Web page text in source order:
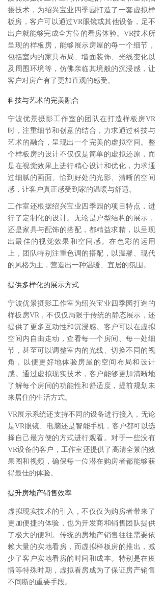
摄技术，为绍兴宝业四季园打造了一套虚拟样
板房，客户可以通过VR眼镜或其他设备，足不
出户就能够完成全方位的看房体验。VR技术所
呈现的样板房，能够展示房屋的每一个细节，
包括室内的家具布局、墙面装饰、光线变化以
及周围环境等，仿佛亲临其境般的沉浸感，让
客户对房产有了更加直观的感受。
科技与艺术的完美融合
宁波优景摄影工作室的团队在打造样板房VR
时，注重细节和创意的结合，力求通过科技与
艺术的融合，呈现出一个完美的虚拟空间。整
个样板房的设计不仅仅是简单的虚拟还原，而
是在视觉效果上进行精心设计和优化，力求通
过细腻的画面、恰到好处的光影、清晰的空间
感，让客户真正感受到家的温暖与舒适。
工作室还根据绍兴宝业四季园的项目特点，进
行了定制化的设计。无论是户型结构的展示，
还是家具与配饰的搭配，都精益求精，以呈现
出最佳的视觉效果和空间感。在色彩的运用
上，团队特别注重色调的搭配，以温馨、现代
的风格为主，营造出一种温暖、宜居的氛围。
提供多样化的展示方式
宁波优景摄影工作室为绍兴宝业四季园打造的
样板房VR，不仅仅局限于传统的静态展示，还
提供了更多互动性和沉浸感。客户可以在虚拟
空间内自由走动，查看每一个房间、每一处细
节，甚至可以调整室内的光线、切换不同的视
角，以便更好地体验房屋的空间布局和设计
感。通过虚拟现实技术，客户能够更加清晰地
了解每个房间的功能性和舒适度，提前规划未
来居住的生活方式。
VR展示系统还支持不同的设备进行接入，无论
是VR眼镜、电脑还是智能手机，客户都可以选
择自己最方便的方式进行观看。对于一些没有
VR设备的客户，工作室还提供了高清全景的效
果图和视频，确保每一位潜在购房者都能够获
得最佳的体验。
提升房地产销售效率
虚拟现实技术的引入，不仅仅为购房者带来了
更加便捷的体验，也为开发商和销售团队提供
了极大的便利。传统的房地产销售往往需要依
赖大量的实地看房，而虚拟样板房的推出，减
少了客户实地看房的时间和成本。特别是在疫
情等特殊时期，虚拟看房成为了保证房产销售
不间断的重要手段。